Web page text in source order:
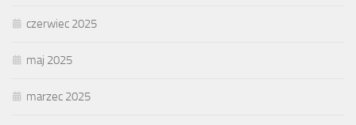
czerwiec 2025
maj 2025
marzec 2025